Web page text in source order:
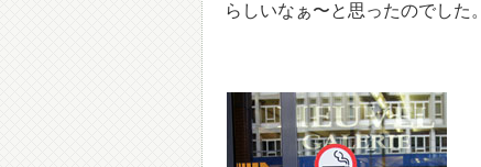
らしいなぁ〜と思ったのでした。